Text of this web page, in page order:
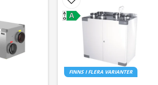
email
Mejladress
FINNS I FLERA VARIANTER
A
A
G